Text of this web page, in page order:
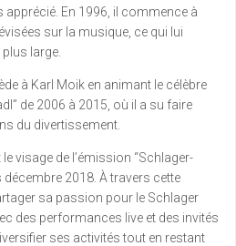
apprécié. En 1996, il commence à
sur la musique, ce qui lui
large.
à Karl Moik en animant le célèbre
de 2006 à 2015, où il a su faire
du divertissement.
visage de l’émission “Schlager-
2018. À travers cette
sa passion pour le Schlager
des performances live et des invités
ses activités tout en restant